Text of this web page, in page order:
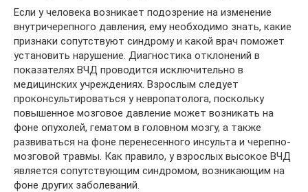
Если у человека возникает подозрение на изменение
внутричерепного давления, ему необходимо знать, какие
признаки сопутствуют синдрому и какой врач поможет
установить нарушение. Диагностика отклонений в
показателях ВЧД проводится исключительно в
медицинских учреждениях. Взрослым следует
проконсультироваться у невропатолога, поскольку
повышенное мозговое давление может возникать на
фоне опухолей, гематом в головном мозгу, а также
развиваться на фоне перенесенного инсульта и черепно-
мозговой травмы. Как правило, у взрослых высокое ВЧД
является сопутствующим синдромом, возникающим на
фоне других заболеваний.